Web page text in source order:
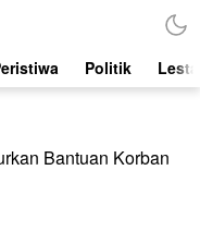
Politik
Bantuan Korban